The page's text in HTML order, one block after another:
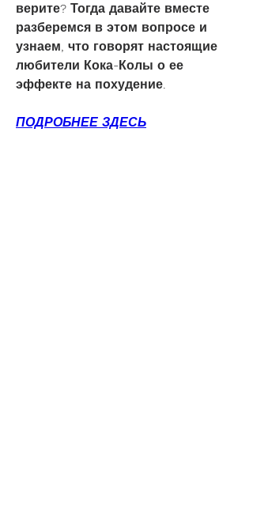
верите? Тогда давайте вместе
разберемся в этом вопросе и
узнаем, что говорят настоящие
любители Кока-Колы о ее
эффекте на похудение.
ПОДРОБНЕЕ ЗДЕСЬ